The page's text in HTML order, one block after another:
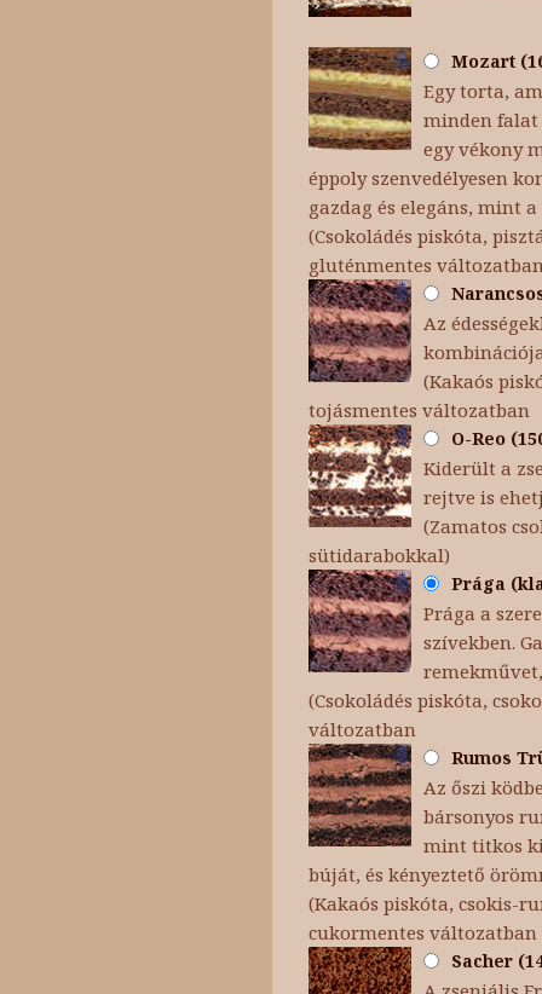
Mozart
Egy torta,
minden falat
egy vékony
éppoly szenvedélyesen
gazdag és elegáns, mint
(Csokoládés piskóta,
gluténmentes
Az
(Kakaós
tojásmentes változatban
O-Reo
Kiderült a
rejtve is
(Zamatos
sütidarabokkal)
Prága
Prága a
szívekben.
(Csokoládés piskóta,
változatban
Rumos
Az őszi
bársonyos
mint titkos
búját, és kényeztető
(Kakaós piskóta, csokis-
cukormentes változatban
Sacher